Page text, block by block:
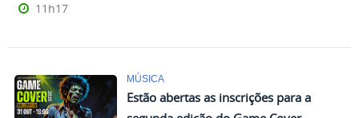
11h17
MÚSICA
Estão abertas as inscrições para a